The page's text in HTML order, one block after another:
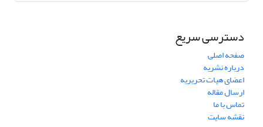
دسترسی سریع
صفحه اصلی
درباره نشریه
اعضای هیات تحریریه
ارسال مقاله
تماس با ما
نقشه سایت